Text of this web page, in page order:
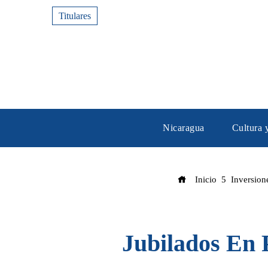
Titulares
Nicaragua Cultura
Inicio
Jubilados En